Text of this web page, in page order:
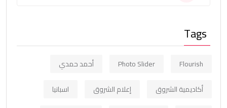
Tags
Flourish
Photo Slider
أحمد حمدي
أكاديمية الشروق
إعلام الشروق
اسبانيا